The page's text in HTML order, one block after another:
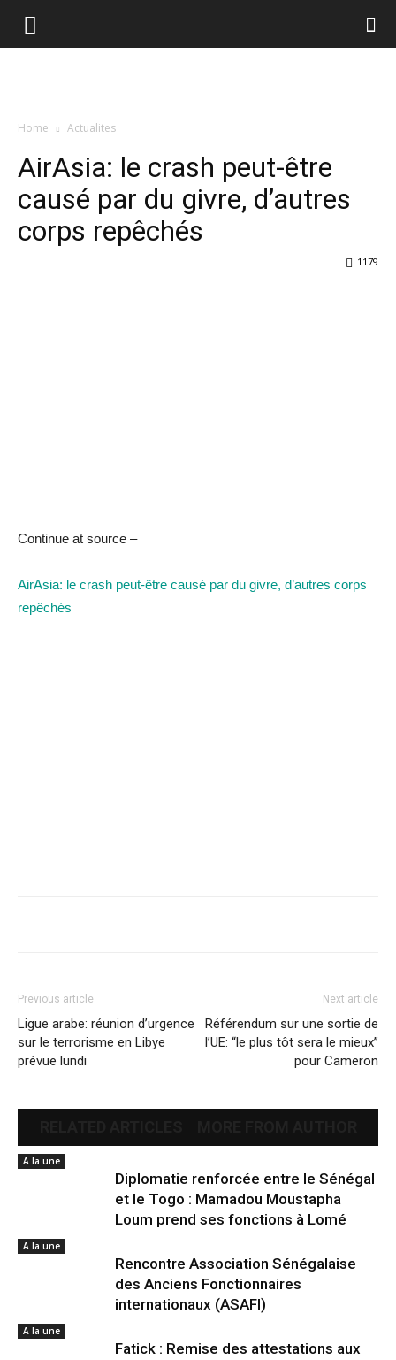
Home Actualites
AirAsia: le crash peut-être
causé par du givre, d’autres
corps repêchés
1179
Continue at source –
AirAsia: le crash peut-être causé par du givre, d’autres corps
repêchés
Previous article
Ligue arabe: réunion d’urgence
sur le terrorisme en Libye
prévue lundi
Next article
Référendum sur une sortie de
l’UE: “le plus tôt sera le mieux”
pour Cameron
A la une
Diplomatie renforcée entre le Sénégal
et le Togo : Mamadou Moustapha
Loum prend ses fonctions à Lomé
A la une
Rencontre Association Sénégalaise
des Anciens Fonctionnaires
internationaux (ASAFI)
A la une
Fatick : Remise des attestations aux